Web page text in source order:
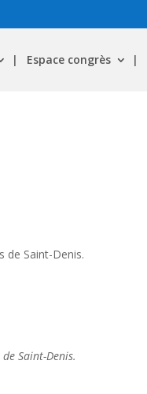
Espace congrès
de Saint-Denis.
Saint-Denis.